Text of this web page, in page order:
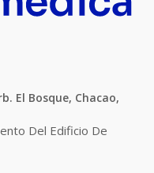
El Bosque, Chacao,
Del Edificio De